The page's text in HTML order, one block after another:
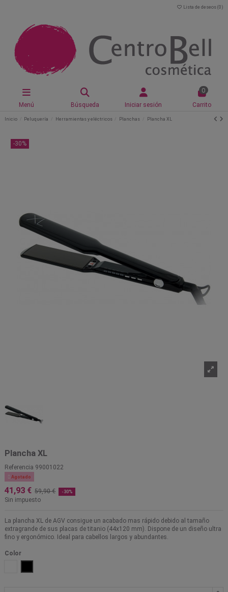
Lista de deseos (0 )
Menú Búsqueda Iniciar sesión
0
Carrito
Inicio Peluquería Herramientas y eléctricos Planchas Plancha XL
-30%
Plancha XL
Referencia 99001022
 Agotado
41,93 € 59,90 € -30%
Sin impuesto
La plancha XL de AGV consigue un acabado mas rápido debido al tamaño
extragrande de sus placas de titanio (44x120 mm). Dispone de un diseño ultra
fino y ergonómico. Ideal para cabellos largos y abundantes.
Color